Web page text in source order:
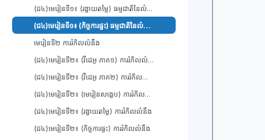
(ជ៤)មេរៀនទី១៖ (រង្វាយតម្លៃ) ធម្មជាតិនៃលំនឹងគីមី
(ជ៤)មេរៀនទី១៖ (កិច្ចការផ្ទះ) ធម្មជាតិនៃលំនឹងគីមី
មេរៀនទី២ ការរំកិលលំនឹង
(ជ៤)មេរៀនទី២៖ (វីដេអូ ភាគ១) ការរំកិលលំនឹង
(ជ៤)មេរៀនទី២៖ (វីដេអូ ភាគ២) ការរំកិលលំនឹង
(ជ៤)មេរៀនទី២៖ (មេរៀនសង្ខេប) ការរំកិលលំនឹង
(ជ៤)មេរៀនទី២៖ (រង្វាយតម្លៃ) ការរំកិលលំនឹង
(ជ៤)មេរៀនទី២៖ (កិច្ចការផ្ទះ) ការរំកិលលំនឹង